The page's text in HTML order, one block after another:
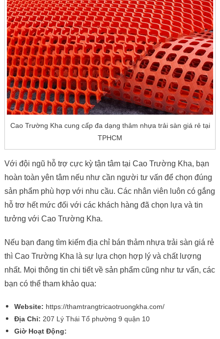
Cao Trường Kha cung cấp đa dạng thảm nhựa trải sàn giá rẻ tại
TPHCM
Với đội ngũ hỗ trợ cực kỳ tận tâm tại Cao Trường Kha, bạn
hoàn toàn yên tâm nếu như cần người tư vấn để chọn đúng
sản phẩm phù hợp với nhu cầu. Các nhân viên luôn có gắng
hỗ trơ hết mức đối với các khách hàng đã chọn lựa và tin
tưởng với Cao Trường Kha.
Nếu bạn đang tìm kiếm địa chỉ bán thảm nhựa trải sàn giá rẻ
thì Cao Trường Kha là sự lựa chọn hợp lý và chất lượng
nhất. Mọi thông tin chi tiết về sản phẩm cũng như tư vấn, các
bạn có thể tham khảo qua:
Website: https://thamtrangtricaotruongkha.com/
Địa Chỉ: 207 Lý Thái Tổ phường 9 quận 10
Giờ Hoạt Động: